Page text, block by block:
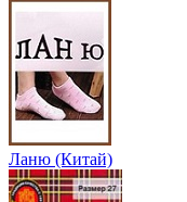
Ланю (Китай)